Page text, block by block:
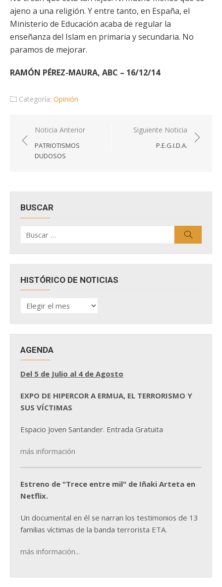
ajeno a una religión. Y entre tanto, en España, el
Ministerio de Educación acaba de regular la
enseñanza del Islam en primaria y secundaria. No
paramos de mejorar.
RAMÓN PÉREZ-MAURA, ABC – 16/12/14
Categoría: Opinión
Navegación
de
entradas
Noticia Anterior
PATRIOTISMOS
DUDOSOS
Siguiente Noticia
P.E.G.I.D.A.
BUSCAR
por:
HISTÓRICO DE NOTICIAS
HISTÓRICO
DE
AGENDA
Del 5 de Julio al 4 de Agosto
EXPO DE HIPERCOR A ERMUA, EL TERRORISMO Y
SUS VÍCTIMAS
Espacio Joven Santander. Entrada Gratuita
más información
Estreno de "Trece entre mil" de Iñaki Arteta en
Netflix.
Un documental en él se narran los testimonios de 13
familias víctimas de la banda terrorista ETA.
más información...